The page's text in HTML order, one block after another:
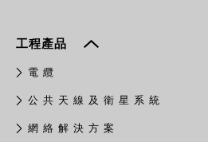
工程產品
電 纜
公 共 天 線 及 衛 星 系 統
網 絡 解 決 方 案